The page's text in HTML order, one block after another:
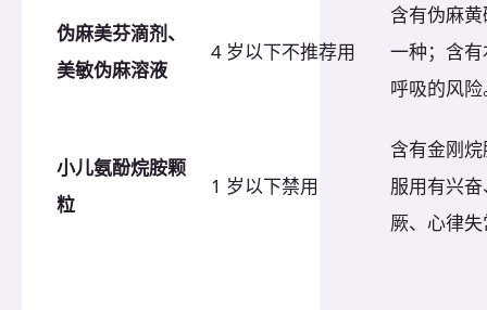
伪麻美芬滴剂、
美敏伪麻溶液
4 岁以下不推荐用
含有伪麻
一种；含
呼吸的风
小儿氨酚烷胺颗
粒
1 岁以下禁用
含有金刚
服用有兴
厥、心律